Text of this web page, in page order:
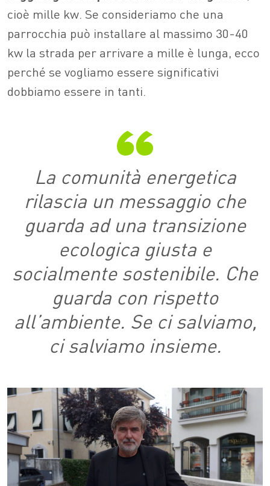
cioè mille kw. Se consideriamo che una
parrocchia può installare al massimo 30-40
kw la strada per arrivare a mille è lunga, ecco
perché se vogliamo essere significativi
dobbiamo essere in tanti.
La comunità energetica
rilascia un messaggio che
guarda ad una transizione
ecologica giusta e
socialmente sostenibile. Che
guarda con rispetto
all’ambiente. Se ci salviamo,
ci salviamo insieme.